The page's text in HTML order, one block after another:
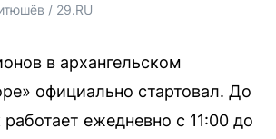
/ 29.RU
в архангельском
официально стартовал. До
ежедневно с 11:00 до